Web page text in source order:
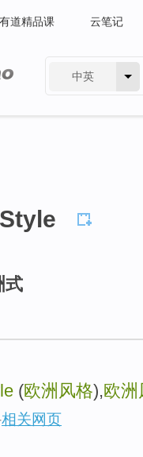
有道精品课 云笔记
中英
式
(欧洲风格),欧
相关网页